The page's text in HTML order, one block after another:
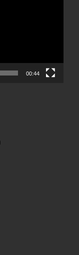
00:44